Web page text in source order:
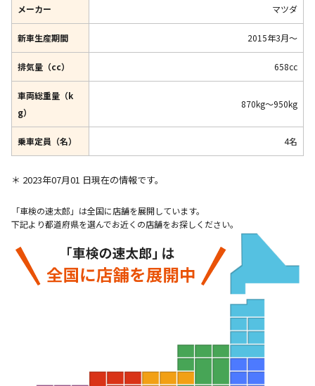
メーカー マツダ
新車生産期間 2015年3月～
排気量（cc） 658cc
車両総重量（k
g）
870kg～950kg
乗車定員（名） 4名
＊ 2023年07月01 日現在の情報です。
「車検の速太郎」は全国に店舗を展開しています。
下記より都道府県を選んでお近くの店舗をお探しください。